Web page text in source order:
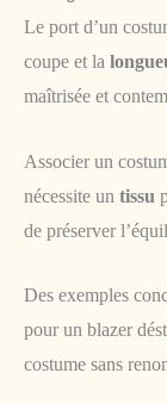
Le port d’un
coupe et la
maîtrisée et
Associer un
nécessite un tissu
de préserver
Des exemples
pour un blazer
costume sans